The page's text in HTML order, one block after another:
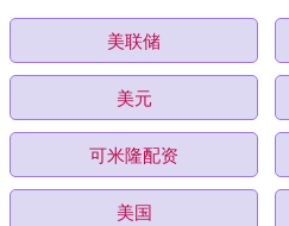
美联储
美元
可米隆配资
美国